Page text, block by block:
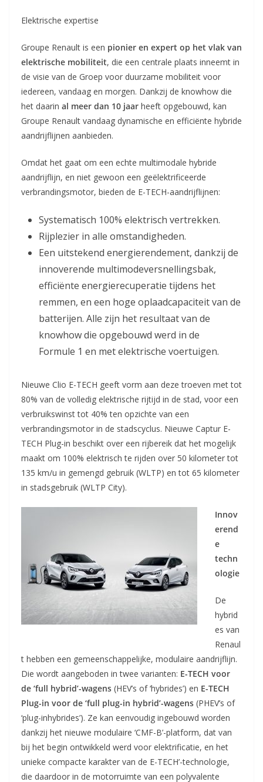
Elektrische expertise
Groupe Renault is een pionier en expert op het vlak van
elektrische mobiliteit, die een centrale plaats inneemt in
de visie van de Groep voor duurzame mobiliteit voor
iedereen, vandaag en morgen. Dankzij de knowhow die
het daarin al meer dan 10 jaar heeft opgebouwd, kan
Groupe Renault vandaag dynamische en efficiënte hybride
aandrijflijnen aanbieden.
Omdat het gaat om een echte multimodale hybride
aandrijflijn, en niet gewoon een geëlektrificeerde
verbrandingsmotor, bieden de E-TECH-aandrijflijnen:
Systematisch 100% elektrisch vertrekken.
Rijplezier in alle omstandigheden.
Een uitstekend energierendement, dankzij de
innoverende multimodeversnellingsbak,
efficiënte energierecuperatie tijdens het
remmen, en een hoge oplaadcapaciteit van de
batterijen. Alle zijn het resultaat van de
knowhow die opgebouwd werd in de
Formule 1 en met elektrische voertuigen.
Nieuwe Clio E-TECH geeft vorm aan deze troeven met tot
80% van de volledig elektrische rijtijd in de stad, voor een
verbruikswinst tot 40% ten opzichte van een
verbrandingsmotor in de stadscyclus. Nieuwe Captur E-
TECH Plug-in beschikt over een rijbereik dat het mogelijk
maakt om 100% elektrisch te rijden over 50 kilometer tot
135 km/u in gemengd gebruik (WLTP) en tot 65 kilometer
in stadsgebruik (WLTP City).
Innov
erend
e
techn
ologie
De
hybrid
es van
Renaul
t hebben een gemeenschappelijke, modulaire aandrijflijn.
Die wordt aangeboden in twee varianten: E-TECH voor
de ‘full hybrid’-wagens (HEV’s of ‘hybrides’) en E-TECH
Plug-in voor de ‘full plug-in hybrid’-wagens (PHEV’s of
‘plug-inhybrides’). Ze kan eenvoudig ingebouwd worden
dankzij het nieuwe modulaire ‘CMF-B’-platform, dat van
bij het begin ontwikkeld werd voor elektrificatie, en het
unieke compacte karakter van de E-TECH’-technologie,
die daardoor in de motorruimte van een polyvalente